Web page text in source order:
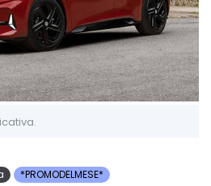
*PROMODELMESE*